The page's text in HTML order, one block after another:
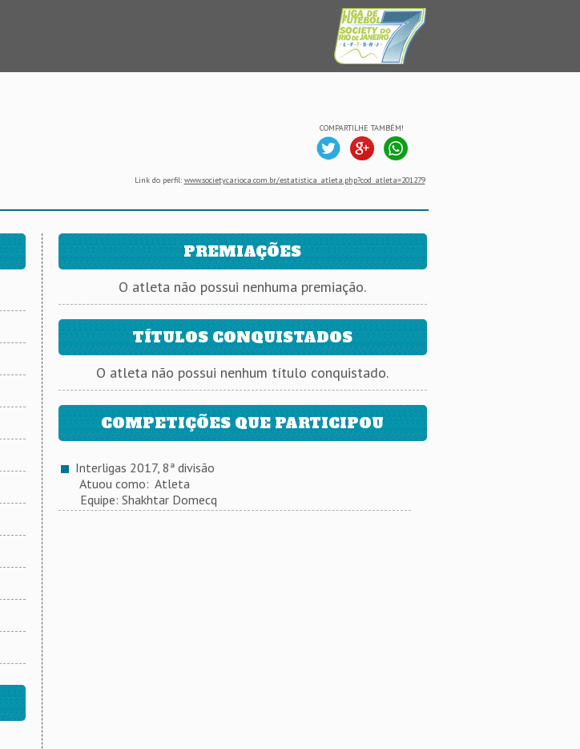
COMPARTILHE TAMBÉM!
Link do perfil: www.societycarioca.com.br/estatistica_atleta.php?cod_atleta=201279
PREMIAÇÕES
O atleta não possui nenhuma premiação.
TÍTULOS CONQUISTADOS
O atleta não possui nenhum título conquistado.
COMPETIÇÕES QUE PARTICIPOU
Interligas 2017, 8ª divisão
Atuou como: Atleta
Equipe: Shakhtar Domecq